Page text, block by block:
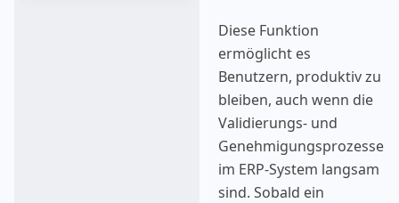
Diese Funktion
ermöglicht es
Benutzern, produktiv zu
bleiben, auch wenn die
Validierungs- und
Genehmigungsprozesse
im ERP-System langsam
sind. Sobald ein